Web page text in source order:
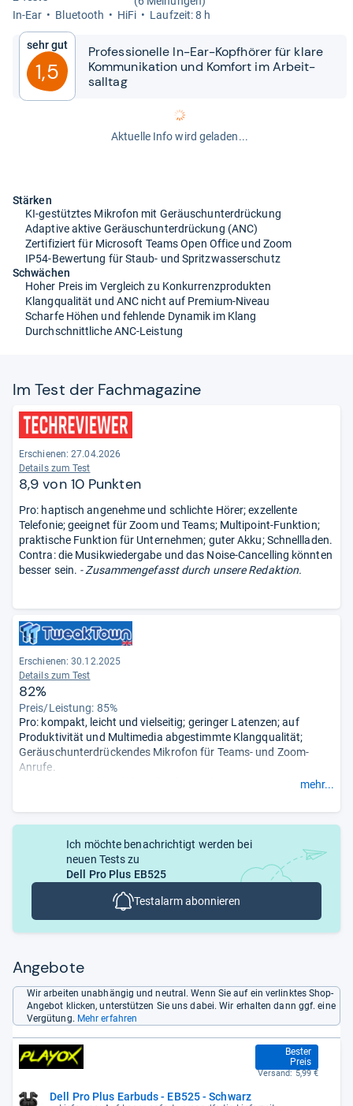
In-​Ear
Blue­tooth HiFi Lauf­zeit: 8 h
Sehr gut
1,5
Pro­fes­sio­nelle In-​​Ear-​​Kopf­hö­rer für klare
Kom­mu­ni­ka­tion und Kom­fort im Arbeit­
sall­tag
Aktuelle Info wird geladen...
Stärken
KI-gestütztes Mikrofon mit Geräuschunterdrückung
Adaptive aktive Geräuschunterdrückung (ANC)
Zertifiziert für Microsoft Teams Open Office und Zoom
IP54-Bewertung für Staub- und Spritzwasserschutz
Schwächen
Hoher Preis im Vergleich zu Konkurrenzprodukten
Klangqualität und ANC nicht auf Premium-Niveau
Scharfe Höhen und fehlende Dynamik im Klang
Durchschnittliche ANC-Leistung
Im Test der Fach­ma­ga­zine
Erschienen:27.04.2026
Details zum Test
8,9 von 10 Punkten
Pro: haptisch angenehme und schlichte Hörer; exzellente
Telefonie; geeignet für Zoom und Teams; Multipoint-Funktion;
praktische Funktion für Unternehmen; guter Akku; Schnellladen.
Contra: die Musikwiedergabe und das Noise-Cancelling könnten
besser sein. - Zusammengefasst durch unsere Redaktion.
Erschienen: 30.12.2025
Details zum Test
82%
Preis/Leistung: 85%
Pro: kompakt, leicht und vielseitig; geringer Latenzen; auf
Produktivität und Multimedia abgestimmte Klangqualität;
Geräuschunterdrückendes Mikrofon für Teams- und Zoom-
Anrufe.
Contra: durchschnittliche Mikrofonqualität; ANC ist ordentlich,
gewöhnungsbedürftig.- Zusammengefasst durch unsere
Redaktion.
mehr...
Ich möchte benachrichtigt werden bei
neuen Tests zu
Dell Pro Plus EB525
Testalarm abonnieren
Angebote
Wir arbeiten unabhängig und neutral. Wenn Sie auf ein verlinktes Shop-
Angebot klicken, unterstützen Sie uns dabei. Wir erhalten dann ggf. eine
Vergütung. Mehr erfahren
Dell Pro Plus Earbuds - EB525 - Schwarz
Bester
Preis
139,89 €
Versand: 5,99 €